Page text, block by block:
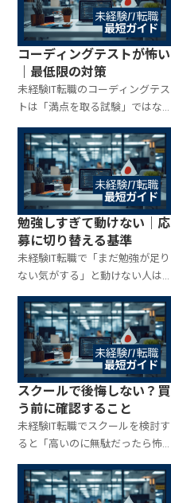
経験が評価される積み上げ方、
避けたい地雷を最短で整理しま
す。
コーディングテストが怖い
｜最低限の対策
未経験IT転職のコーディングテス
トは「満点を取る試験」ではな
く「基礎と考え方を見たいチェ
ック」です。怖さの正体（何を見
られるか/落ちる理由）を分解
し、最小の対策セット、当日の
立ち回り、失点しにくい解き方を
まとめます。
勉強しすぎて動けない｜応
募に切り替える基準
未経験IT転職で「まだ勉強が足り
ない気がする」と動けない人は
多いですが、必要なのは“合格点
の基準”を先に固定することで
す。応募に切り替える判断ライ
ン、職種別の最低ライン、学習→
応募を両立する最短運用を整理
します。
スクールで後悔しない？買
う前に確認すること
未経験IT転職でスクールを検討す
ると「高いのに無駄だったら怖
い」「営業が強そう」「結局転
職できないのでは」と不安にな
ります。後悔する人の共通点と、